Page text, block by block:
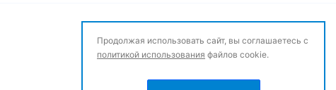
Продолжая использовать сайт, вы соглашаетесь с
политикой использования файлов cookie.